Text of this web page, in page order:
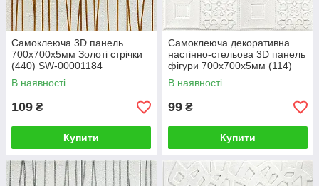
Самоклеюча 3D панель
700х700х5мм Золоті стрічки
(440) SW-00001184
В наявності
109 ₴
Купити
Самоклеюча декоративна
настінно-стельова 3D панель
фігури 700х700х5мм (114)
SW-00000006
В наявності
99 ₴
Купити